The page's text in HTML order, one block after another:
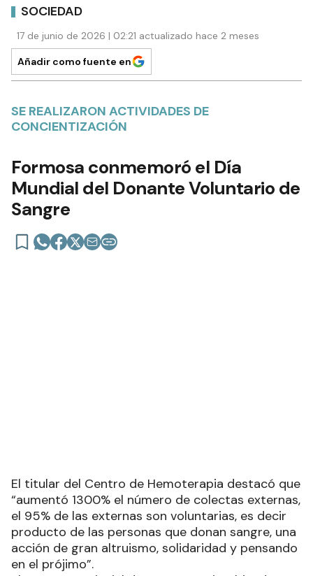
SOCIEDAD
17 de junio de 2026 | 02:21 actualizado hace 2 meses
Añadir como fuente en
SE REALIZARON ACTIVIDADES DE
CONCIENTIZACIÓN
Formosa conmemoró el Día
Mundial del Donante Voluntario de
Sangre
El titular del Centro de Hemoterapia destacó que
“aumentó 1300% el número de colectas externas,
el 95% de las externas son voluntarias, es decir